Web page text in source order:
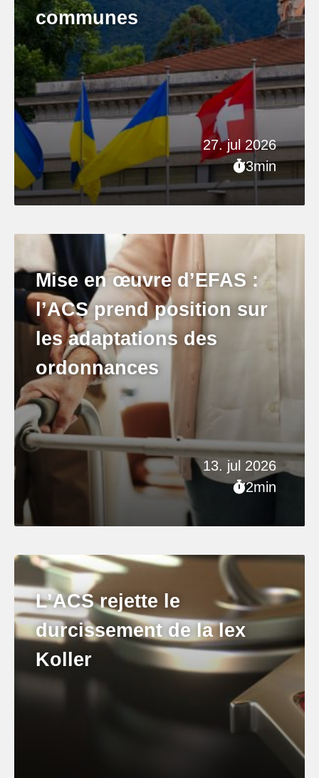
27. jul 2026
3min
communes
13. jul 2026
2min
Mise en œuvre d’EFAS :
l’ACS prend position sur
les adaptations des
ordonnances
L’ACS rejette le
durcissement de la lex
Koller